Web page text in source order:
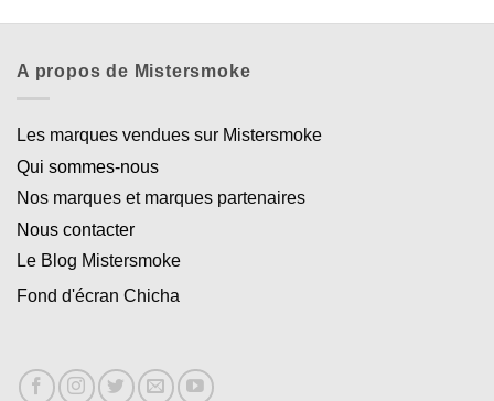
A propos de Mistersmoke
Les marques vendues sur Mistersmoke
Qui sommes-nous
Nos marques et marques partenaires
Nous contacter
Le Blog Mistersmoke
Fond d'écran Chicha